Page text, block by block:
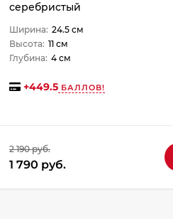
серебристый
Ширина: 24.5 см
Высота: 11 см
Глубина: 4 см
+449.5 БАЛЛОВ!
2 190 руб.
1 790 руб.